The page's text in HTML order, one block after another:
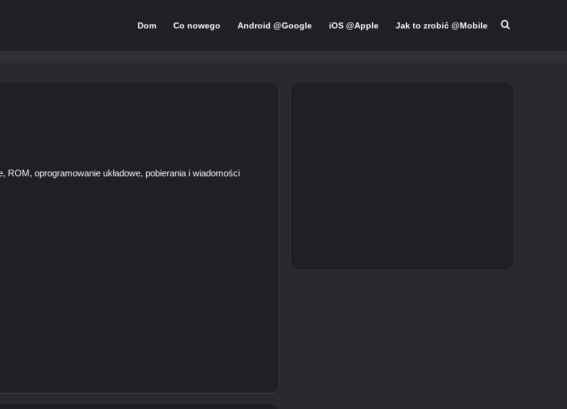
Dom Co nowego Android @Google iOS @Apple Jak to zrobić @Mobile
ROM, oprogramowanie układowe, pobierania i wiadomości